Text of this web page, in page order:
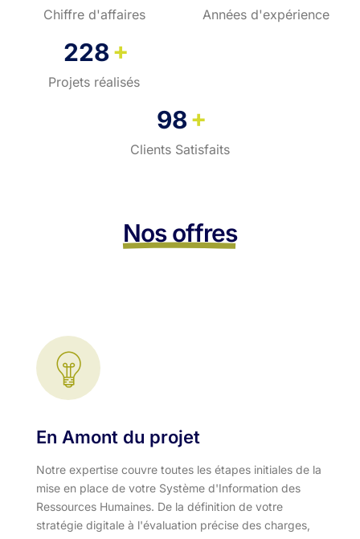
Chiffre d'affaires Années d'expérience
228+
Projets réalisés
98+
Clients Satisfaits
Nos offres
En Amont du projet
Notre expertise couvre toutes les étapes initiales de la
mise en place de votre Système d'Information des
Ressources Humaines. De la définition de votre
stratégie digitale à l'évaluation précise des charges,